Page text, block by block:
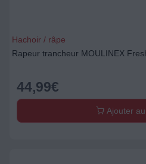
Hachoir / râpe
Rapeur trancheur MOULINEX
44,99€
Ajouter